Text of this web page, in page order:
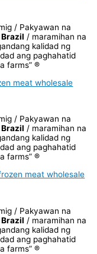
/ Pakyawan na
/ maramihan na
kalidad ng
ang paghahatid
farms” ®
/ Pakyawan na
/ maramihan na
kalidad ng
ang paghahatid
farms” ®
/ Pakyawan na
/ maramihan na
kalidad ng
ang paghahatid
farms” ®